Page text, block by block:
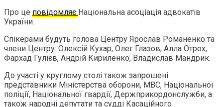
Про це повідомляєНаціональна асоціація адвокатів
України.
Спікерами будуть голова Центру Ярослав Романенко та
члени Центру: Олексій Кухар, Олег Глазов, Алла Отрох,
Фархад Гулієв, Андрій Кириленко, Владислав Мандрик.
До участі у круглому столі також запрошені
представники Міністерства оборони, МВС, Національної
поліції, Національної гвардії, Держприкордонслужби, а
також народні депутати та судді Касаційного